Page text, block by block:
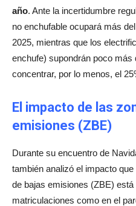
año. Ante la incertidumbre
no enchufable ocupará más
2025, mientras que los
enchufe) supondrán poco más
concentrar, por lo menos, el
El impacto de las
emisiones (ZBE)
Durante su encuentro de
también analizó el impacto
de bajas emisiones (ZBE) está
matriculaciones como en el